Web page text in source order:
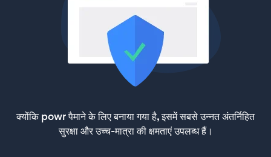
क्योंकि powr पैमाने के लिए बनाया गया है, इसमें सबसे उन्नत अंतर्निहित
सुरक्षा और उच्च-मात्रा की क्षमताएं उपलब्ध हैं।